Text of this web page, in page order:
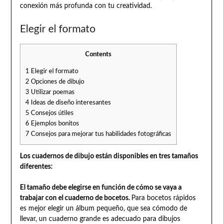
conexión más profunda con tu creatividad.
Elegir el formato
Contents
1 Elegir el formato
2 Opciones de dibujo
3 Utilizar poemas
4Ideas de diseño interesantes
5 Consejos útiles
6 Ejemplos bonitos
7 Consejos para mejorar tus habilidades fotográficas
Los cuadernos de dibujo están disponibles en tres tamaños
diferentes:
El tamaño debe elegirse en función de cómo se vaya a
trabajar con el cuaderno de bocetos. Para bocetos rápidos
es mejor elegir un álbum pequeño, que sea cómodo de
llevar, un cuaderno grande es adecuado para dibujos